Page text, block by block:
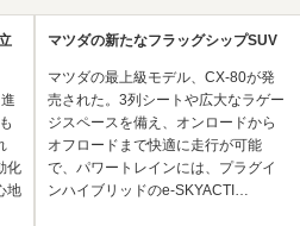
化
地
マツダの新たなフラッグシップSUV
マツダの最上級モデル、CX-80が発
売された。3列シートや広大なラゲー
ジスペースを備え、オンロードから
オフロードまで快適に走行が可能
で、パワートレインには、プラグイ
ンハイブリッドのe-SKYACTI…